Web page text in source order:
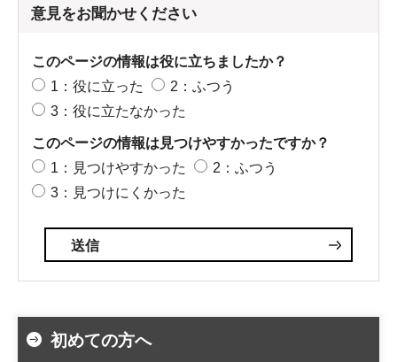
意見をお聞かせください
このページの情報は役に立ちましたか？
1：役に立った
2：ふつう
3：役に立たなかった
このページの情報は見つけやすかったですか？
1：見つけやすかった
2：ふつう
3：見つけにくかった
初めての方へ